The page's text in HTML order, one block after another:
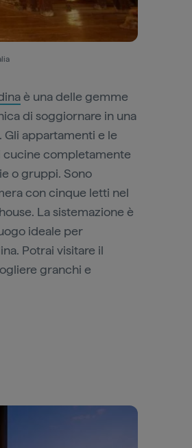
è una delle gemme
di soggiornare in una
appartamenti e le
cucine completamente
o gruppi. Sono
con cinque letti nel
La sistemazione è
ideale per
Potrai visitare il
granchi e